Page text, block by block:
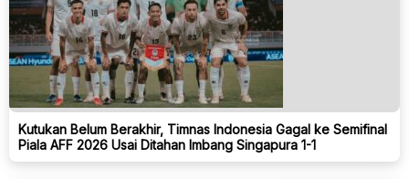
Kutukan Belum Berakhir, Timnas Indonesia Gagal ke Semifinal
Piala AFF 2026 Usai Ditahan Imbang Singapura 1-1